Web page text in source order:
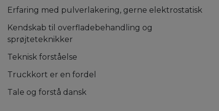
Erfaring med pulverlakering, gerne elektrostatisk
Kendskab til overfladebehandling og
sprøjteteknikker
Teknisk forståelse
Truckkort er en fordel
Tale og forstå dansk